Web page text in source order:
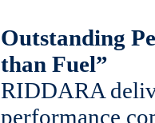
Outstanding
than Fuel”
RIDDARA
performance